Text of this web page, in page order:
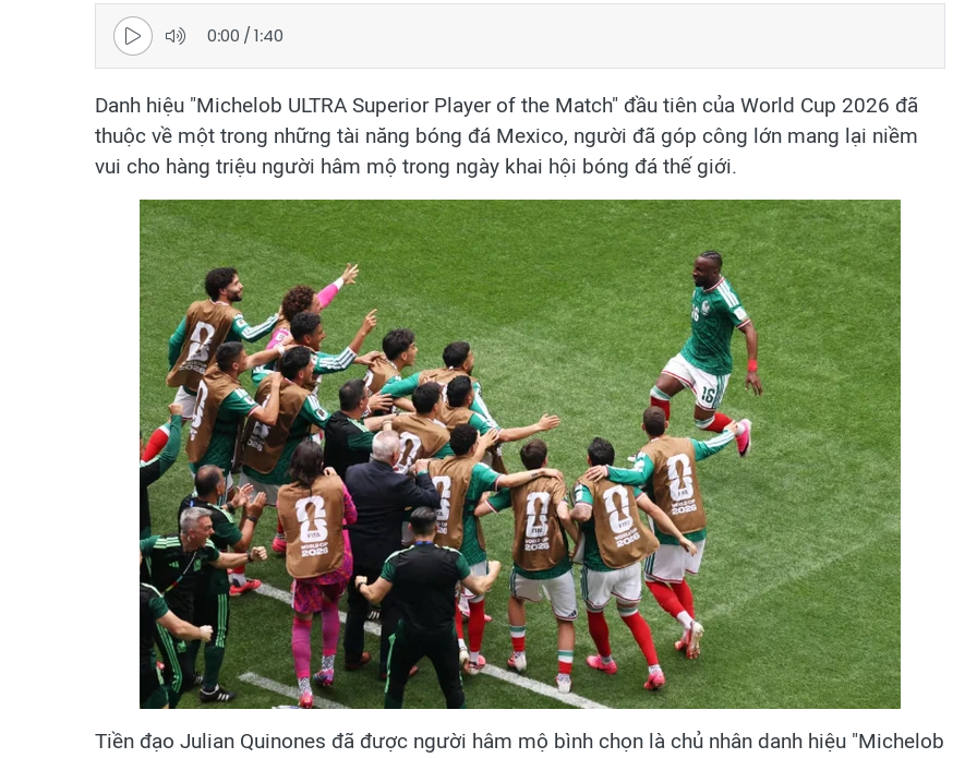
0:00 /1:40
Danh hiệu "Michelob ULTRA Superior Player of the Match" đầu tiên của World Cup 2026 đã
thuộc về một trong những tài năng bóng đá Mexico, người đã góp công lớn mang lại niềm
vui cho hàng triệu người hâm mộ trong ngày khai hội bóng đá thế giới.
Tiền đạo Julian Quinones đã được người hâm mộ bình chọn là chủ nhân danh hiệu "Michelob